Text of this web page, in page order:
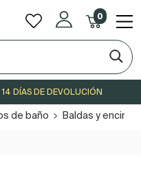
0
14 DÍAS DE DEVOLUCIÓN
de baño Baldas y